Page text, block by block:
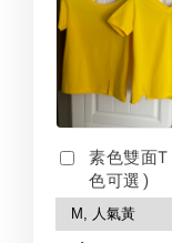
素色雙面
色可選)